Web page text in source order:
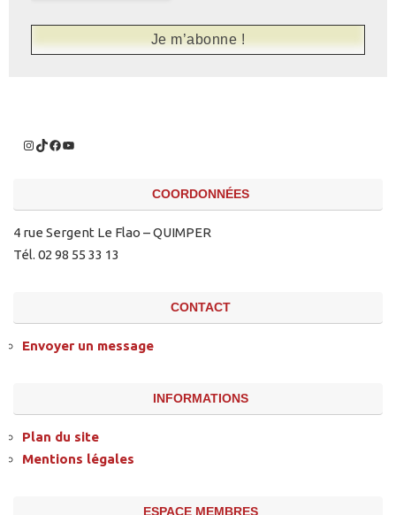
COORDONNÉES
4 rue Sergent Le Flao – QUIMPER
Tél. 02 98 55 33 13
CONTACT
Envoyer un message
INFORMATIONS
Plan du site
Mentions légales
ESPACE MEMBRES